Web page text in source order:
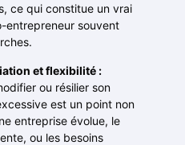
ce qui constitue un vrai
entrepreneur souvent
et flexibilité :
ou résilier son
est un point non
entreprise évolue, le
ou les besoins